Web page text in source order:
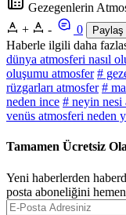
Gezegenlerin
+
- 0 Paylaş
Haberle ilgili daha
dünya atmosferi nasıl
oluşumu atmosfer #
rüzgarları atmosfer #
neden ince # neyin nesi
venüs atmosferi neden
Tamamen Ücretsiz
Yeni haberlerden
posta aboneliğini